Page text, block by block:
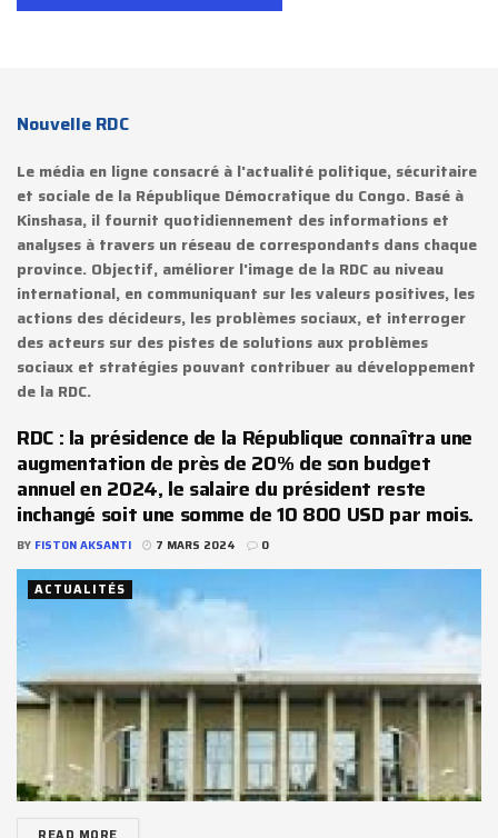
Nouvelle RDC
Le média en ligne consacré à l'actualité politique, sécuritaire
et sociale de la République Démocratique du Congo. Basé à
Kinshasa, il fournit quotidiennement des informations et
analyses à travers un réseau de correspondants dans chaque
province. Objectif, améliorer l'image de la RDC au niveau
international, en communiquant sur les valeurs positives, les
actions des décideurs, les problèmes sociaux, et interroger
des acteurs sur des pistes de solutions aux problèmes
sociaux et stratégies pouvant contribuer au développement
de la RDC.
RDC : la présidence de la République connaîtra une
augmentation de près de 20% de son budget
annuel en 2024, le salaire du président reste
inchangé soit une somme de 10 800 USD par mois.
BY FISTON AKSANTI 7 MARS 2024 0
ACTUALITÉS